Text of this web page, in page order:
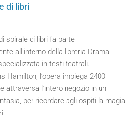
di libri
spirale di libri fa parte
all’interno della libreria Drama
in testi teatrali.
Hamilton, l’opera impiega 2400
attraversa l’intero negozio in un
per ricordare agli ospiti la magia